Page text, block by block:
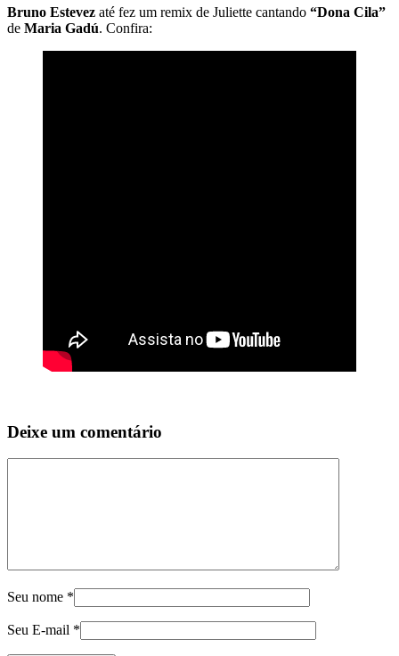
Bruno Estevez até fez um remix de Juliette cantando “Dona Cila”
de Maria Gadú. Confira:
Deixe um comentário
Seu nome *
Seu E-mail *